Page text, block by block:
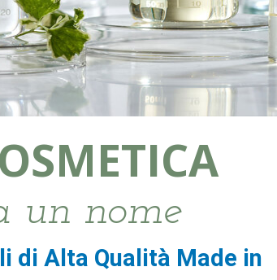
un nome
di Alta Qualità Made in